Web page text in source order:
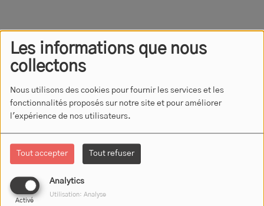
Les informations que nous
collectons
Nous utilisons des cookies pour fournir les services et les
fonctionnalités proposés sur notre site et pour améliorer
l'expérience de nos utilisateurs.
Tout accepter Tout refuser
Analytics
Activé
Utilisation: Analyse
Ce Montluçonnais d’origine passé notamment
aujourd’hui le centre d’études stratégiques de la
Marine. Il n’était pourtant pas vraiment destiné à